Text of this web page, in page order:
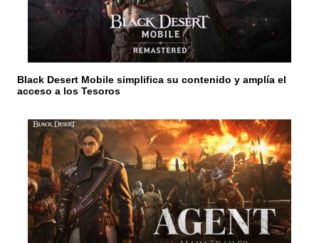
r
d
a
s
Black Desert Mobile simplifica su contenido y amplía el
acceso a los Tesoros